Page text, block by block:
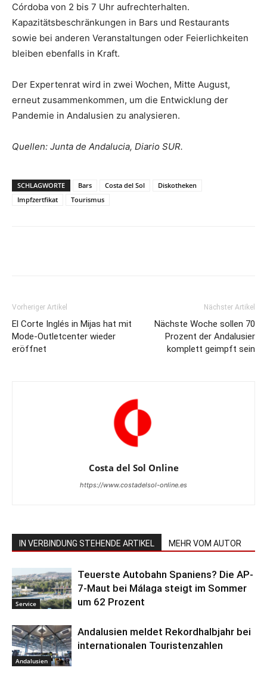
Córdoba von 2 bis 7 Uhr aufrechterhalten.
Kapazitätsbeschränkungen in Bars und Restaurants
sowie bei anderen Veranstaltungen oder Feierlichkeiten
bleiben ebenfalls in Kraft.
Der Expertenrat wird in zwei Wochen, Mitte August,
erneut zusammenkommen, um die Entwicklung der
Pandemie in Andalusien zu analysieren.
Quellen: Junta de Andalucia, Diario SUR.
SCHLAGWORTE Bars Costa del Sol
Diskotheken
Impfzertfikat
Tourismus
Vorheriger Artikel
El Corte Inglés in Mijas hat mit
Mode-Outletcenter wieder
eröffnet
Nächster Artikel
Nächste Woche sollen 70
Prozent der Andalusier
komplett geimpft sein
Costa del Sol Online
https://www.costadelsol-online.es
IN VERBINDUNG STEHENDE ARTIKEL MEHR VOM AUTOR
Service
Teuerste Autobahn Spaniens? Die AP-
7-Maut bei Málaga steigt im Sommer
um 62 Prozent
Andalusien
Andalusien meldet Rekordhalbjahr bei
internationalen Touristenzahlen